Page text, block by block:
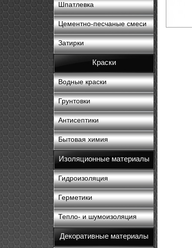
Шпатлевка
Цементно-песчаные смеси
Затирки
Краски
Водные краски
Грунтовки
Антисептики
Бытовая химия
Изоляционные материалы
Гидроизоляция
Герметики
Тепло- и шумоизоляция
Декоративные материалы